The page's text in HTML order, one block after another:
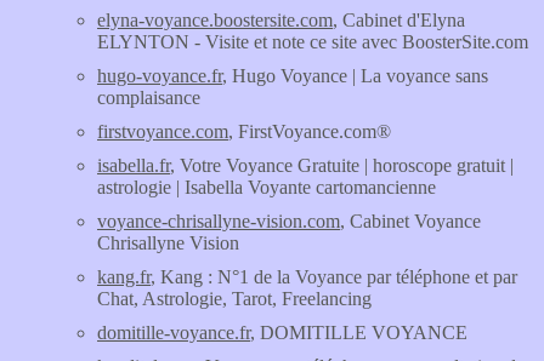
elyna-voyance.boostersite.com, Cabinet d'Elyna
ELYNTON - Visite et note ce site avec BoosterSite.com
hugo-voyance.fr, Hugo Voyance | La voyance sans
complaisance
firstvoyance.com, FirstVoyance.com®
isabella.fr, Votre Voyance Gratuite | horoscope gratuit |
astrologie | Isabella Voyante cartomancienne
voyance-chrisallyne-vision.com, Cabinet Voyance
Chrisallyne Vision
kang.fr, Kang : N°1 de la Voyance par téléphone et par
Chat, Astrologie, Tarot, Freelancing
domitille-voyance.fr, DOMITILLE VOYANCE